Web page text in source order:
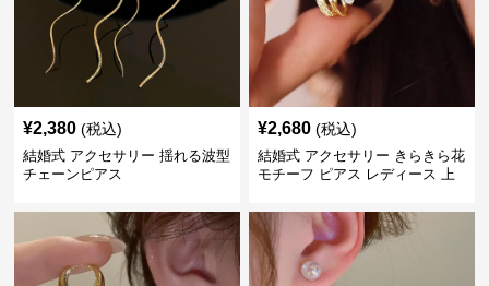
¥2,380 (税込)
結婚式 アクセサリー 揺れる波型
チェーンピアス
¥2,680 (税込)
結婚式 アクセサリー きらきら花
モチーフ ピアス レディース 上